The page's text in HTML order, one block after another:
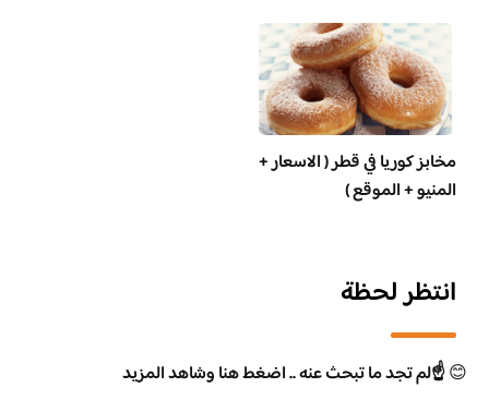
مخابز كوريا في قطر ( الاسعار +
المنيو + الموقع )
انتظر لحظة
😊☝️لم تجد ما تبحث عنه .. اضغط هنا وشاهد المزيد